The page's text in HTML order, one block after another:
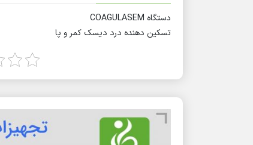
دستگاه COAGULASEM
تسکین دهنده درد دیسک کمر و پا